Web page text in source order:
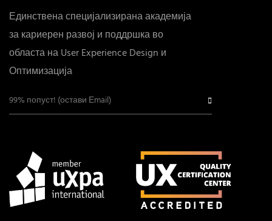
Единствена специјализирана академија
за кариерен развој и поддршка во
областа на User Experience Design и
Оптимизација